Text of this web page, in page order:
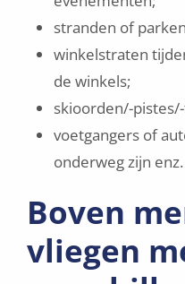
stranden of
winkelstraten
de winkels;
skioorden/-
voetgangers of
onderweg zijn enz.
Boven
vliegen